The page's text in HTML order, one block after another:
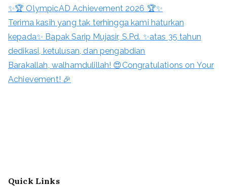
✨🏆 OlympicAD Achievement 2026 🏆✨
Terima kasih yang tak terhingga kami haturkan
kepada✨ Bapak Sarip Mujasir, S.Pd. ✨atas 35 tahun
dedikasi, ketulusan, dan pengabdian
Barakallah, walhamdulillah! 😍Congratulations on Your
Achievement! 🎉
Quick Links